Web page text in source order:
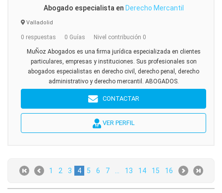
Abogado especialista en Derecho Mercantil
Valladolid
0 respuestas 0 Guías Nivel contribución 0
MuÑoz Abogados es una firma jurídica especializada en clientes
particulares, empresas y instituciones. Sus profesionales son
abogados especialistas en derecho civil, derecho penal, derecho
administrativo y derecho mercantil. ABOGADOS.
CONTACTAR
VER PERFIL
1 2 3 4 5 6 7 13 14 15 16